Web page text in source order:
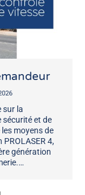
sur la
sécurité et de
moyens de
PROLASER 4,
génération